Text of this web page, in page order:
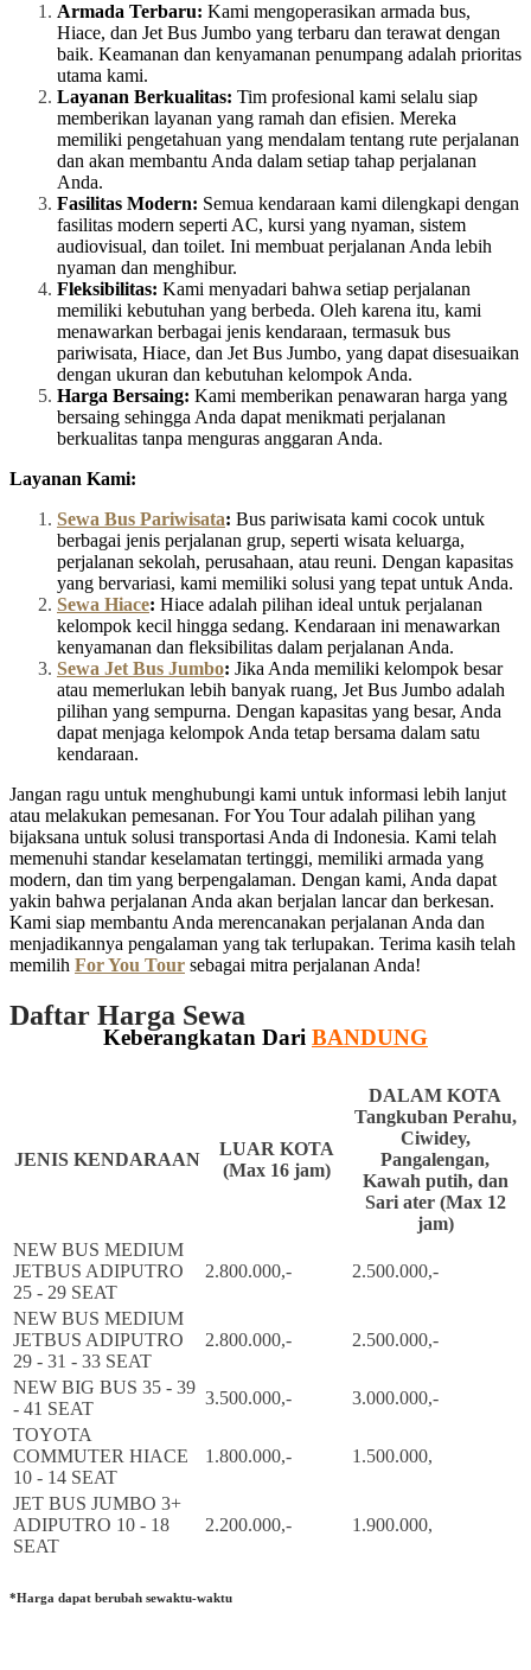
Armada Terbaru: Kami mengoperasikan armada bus,
Hiace, dan Jet Bus Jumbo yang terbaru dan terawat dengan
baik. Keamanan dan kenyamanan penumpang adalah prioritas
utama kami.
Layanan Berkualitas: Tim profesional kami selalu siap
memberikan layanan yang ramah dan efisien. Mereka
memiliki pengetahuan yang mendalam tentang rute perjalanan
dan akan membantu Anda dalam setiap tahap perjalanan
Anda.
Fasilitas Modern: Semua kendaraan kami dilengkapi dengan
fasilitas modern seperti AC, kursi yang nyaman, sistem
audiovisual, dan toilet. Ini membuat perjalanan Anda lebih
nyaman dan menghibur.
Fleksibilitas: Kami menyadari bahwa setiap perjalanan
memiliki kebutuhan yang berbeda. Oleh karena itu, kami
menawarkan berbagai jenis kendaraan, termasuk bus
pariwisata, Hiace, dan Jet Bus Jumbo, yang dapat disesuaikan
dengan ukuran dan kebutuhan kelompok Anda.
Harga Bersaing: Kami memberikan penawaran harga yang
bersaing sehingga Anda dapat menikmati perjalanan
berkualitas tanpa menguras anggaran Anda.
Layanan Kami:
Sewa Bus Pariwisata: Bus pariwisata kami cocok untuk
berbagai jenis perjalanan grup, seperti wisata keluarga,
perjalanan sekolah, perusahaan, atau reuni. Dengan kapasitas
yang bervariasi, kami memiliki solusi yang tepat untuk Anda.
Sewa Hiace: Hiace adalah pilihan ideal untuk perjalanan
kelompok kecil hingga sedang. Kendaraan ini menawarkan
kenyamanan dan fleksibilitas dalam perjalanan Anda.
Sewa Jet Bus Jumbo: Jika Anda memiliki kelompok besar
atau memerlukan lebih banyak ruang, Jet Bus Jumbo adalah
pilihan yang sempurna. Dengan kapasitas yang besar, Anda
dapat menjaga kelompok Anda tetap bersama dalam satu
kendaraan.
Jangan ragu untuk menghubungi kami untuk informasi lebih lanjut
atau melakukan pemesanan. For You Tour adalah pilihan yang
bijaksana untuk solusi transportasi Anda di Indonesia. Kami telah
memenuhi standar keselamatan tertinggi, memiliki armada yang
modern, dan tim yang berpengalaman. Dengan kami, Anda dapat
yakin bahwa perjalanan Anda akan berjalan lancar dan berkesan.
Kami siap membantu Anda merencanakan perjalanan Anda dan
menjadikannya pengalaman yang tak terlupakan. Terima kasih telah
memilih For You Tour sebagai mitra perjalanan Anda!
Daftar Harga Sewa
Keberangkatan Dari BANDUNG
JENIS KENDARAAN
LUAR KOTA
(Max 16 jam)
DALAM KOTA
Tangkuban Perahu,
Ciwidey,
Pangalengan,
Kawah putih, dan
Sari ater (Max 12
jam)
NEW BUS MEDIUM
JETBUS ADIPUTRO
25 - 29 SEAT
2.800.000,- 2.500.000,-
NEW BUS MEDIUM
JETBUS ADIPUTRO
29 - 31 - 33 SEAT
2.800.000,- 2.500.000,-
NEW BIG BUS 35 - 39
- 41 SEAT
3.500.000,-
3.000.000,-
TOYOTA
COMMUTER HIACE
10 - 14 SEAT
1.800.000,- 1.500.000,
JET BUS JUMBO 3+
ADIPUTRO 10 - 18
SEAT
2.200.000,- 1.900.000,
*Harga dapat berubah sewaktu-waktu